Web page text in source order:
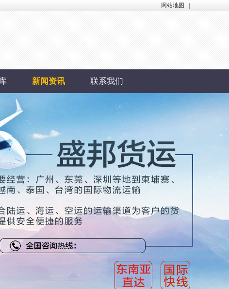
网站地图
新闻资讯 联系我们